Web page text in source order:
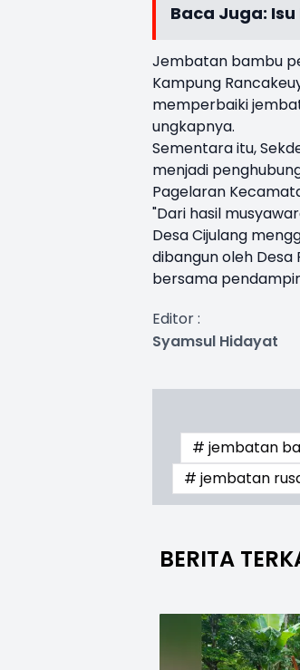
Baca Juga:
Jembatan bambu
Kampung
memperbaiki
ungkapnya.
Sementara itu,
menjadi
Pagelaran
"Dari hasil
Desa Cijulang
dibangun oleh Desa
bersama
Editor :
Syamsul Hidayat
# jembatan
# jembatan
BERITA